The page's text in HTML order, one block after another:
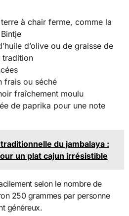
à chair ferme, comme la
d’olive ou de graisse de
tradition
frais ou séché
fraîchement moulu
de paprika pour une note
du jambalaya :
un plat cajun irrésistible
selon le nombre de
250 grammes par personne
généreux.